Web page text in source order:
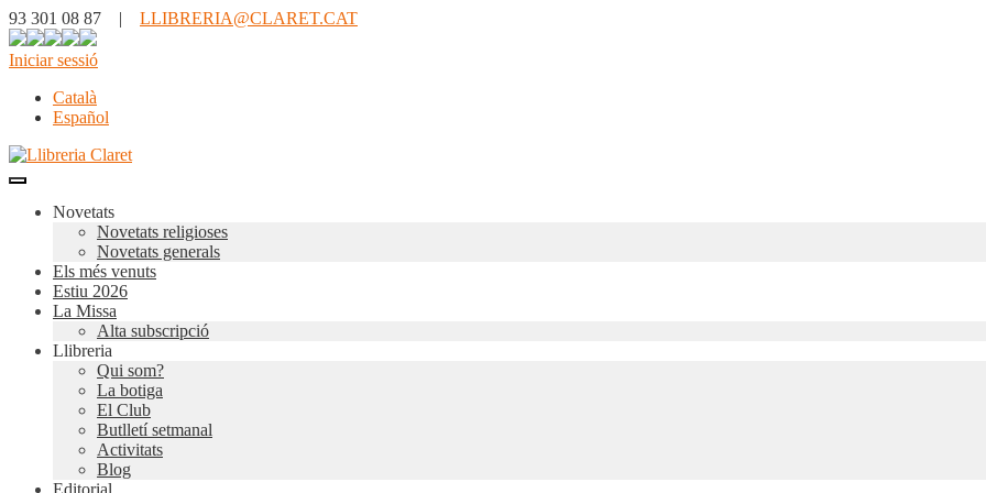
93 301 08 87 | LLIBRERIA@CLARET.CAT
Iniciar sessió
Català
Español
Novetats
Novetats religioses
Novetats generals
Els més venuts
Estiu 2026
La Missa
Alta subscripció
Llibreria
Qui som?
La botiga
El Club
Butlletí setmanal
Activitats
Blog
Editorial